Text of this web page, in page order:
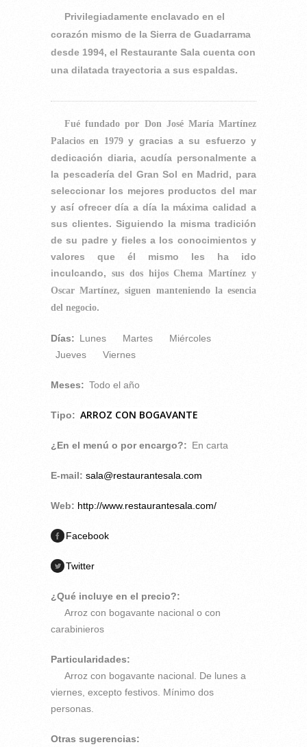
Privilegiadamente enclavado en el
corazón mismo de la Sierra de Guadarrama
desde 1994, el Restaurante Sala cuenta con
una dilatada trayectoria a sus espaldas.
Fué fundado por Don José María Martínez
Palacios en 1979y gracias a su esfuerzo y
dedicación diaria, acudía personalmente a
la pescadería del Gran Sol en Madrid, para
seleccionar los mejores productos del mar
y así ofrecer día a día la máxima calidad a
sus clientes. Siguiendo la misma tradición
de su padre y fieles a los conocimientos y
valores que él mismo les ha ido
inculcando, sus dos hijos Chema Martínez y
Oscar Martínez, siguen manteniendo la esencia
del negocio.
Días: Lunes Martes
Miércoles
Jueves
Viernes
Meses: Todo el año
Tipo: ARROZ CON BOGAVANTE
¿En el menú o por encargo?: En carta
E-mail: sala@restaurantesala.com
Web: http://www.restaurantesala.com/
Facebook
Twitter
¿Qué incluye en el precio?:
Arroz con bogavante nacional o con
carabinieros
Particularidades:
Arroz con bogavante nacional. De lunes a
viernes, excepto festivos. Mínimo dos
personas.
Otras sugerencias: